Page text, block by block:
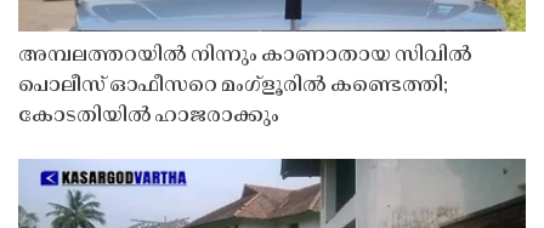
അമ്പലത്തറയിൽ നിന്നും കാണാതായ സിവിൽ
പൊലീസ് ഓഫീസറെ മംഗ്ളൂരിൽ കണ്ടെത്തി;
കോടതിയിൽ ഹാജരാക്കും